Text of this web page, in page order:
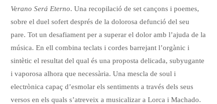
Verano Será Eterno. Una recopilació de set cançons i poemes,
sobre el duel sofert després de la dolorosa defunció del seu
pare. Tot un desafiament per a superar el dolor amb l’ajuda de la
música. En ell combina teclats i cordes barrejant l’orgànic i
sintètic el resultat del qual és una proposta delicada, subyugante
i vaporosa alhora que necessària. Una mescla de soul i
electrònica capaç d’esmolar els sentiments a través dels seus
versos en els quals s’atreveix a musicalizar a Lorca i Machado.